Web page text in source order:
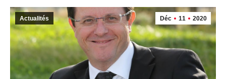
Déc 11 2020
Actualités